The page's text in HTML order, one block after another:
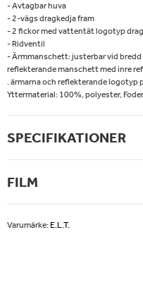
- Avtagbar huva
- 2-vägs dragkedja fram
- 2 fickor med vattentät logotyp
- Ridventil
- Ärmmanschett: justerbar vid
reflekterande manschett med inre
. ärmarna och reflekterande logotyp
Yttermaterial: 100%, polyester,
SPECIFIKATIONER
FILM
Varumärke:E.L.T.